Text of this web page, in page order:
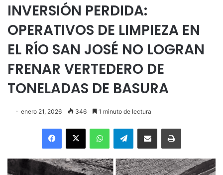
INVERSIÓN PERDIDA:
OPERATIVOS DE LIMPIEZA EN
EL RÍO SAN JOSÉ NO LOGRAN
FRENAR VERTEDERO DE
TONELADAS DE BASURA
enero 21, 2026 346 1 minuto de lectura
Facebook
X WhatsAppTelegramEnviar vía email Imprimir